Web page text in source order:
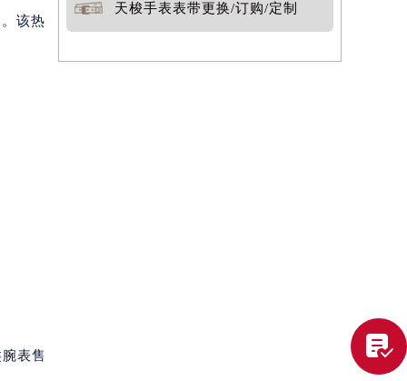
该热
表售
天梭手表表带更换/订购/定制
